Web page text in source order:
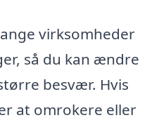
virksomheder
så du kan ændre
besvær. Hvis
at omrokere eller